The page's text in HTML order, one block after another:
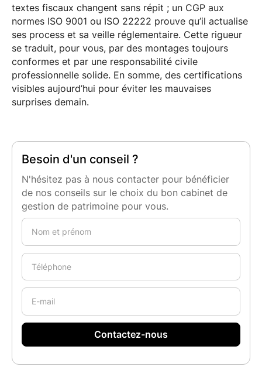
textes fiscaux changent sans répit ; un CGP aux
normes ISO 9001 ou ISO 22222 prouve qu’il actualise
ses process et sa veille réglementaire. Cette rigueur
se traduit, pour vous, par des montages toujours
conformes et par une responsabilité civile
professionnelle solide. En somme, des certifications
visibles aujourd’hui pour éviter les mauvaises
surprises demain.
Besoin d'un conseil ?
N'hésitez pas à nous contacter pour bénéficier
de nos conseils sur le choix du bon cabinet de
gestion de patrimoine pour vous.